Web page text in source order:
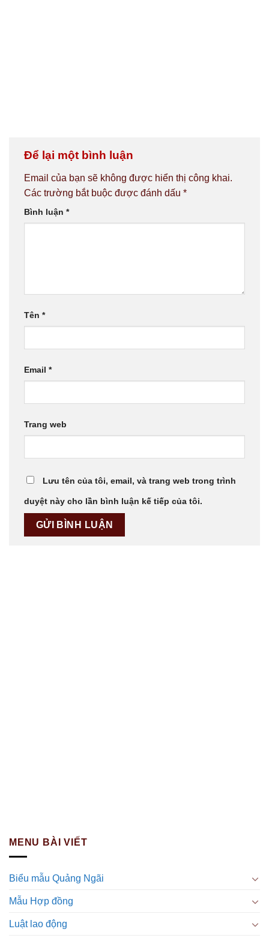
Để lại một bình luận
Email của bạn sẽ không được hiển thị công khai.
Các trường bắt buộc được đánh dấu *
Bình luận *
Tên *
Email *
Trang web
Lưu tên của tôi, email, và trang web trong trình
duyệt này cho lần bình luận kế tiếp của tôi.
MENU BÀI VIẾT
Biểu mẫu Quảng Ngãi
Mẫu Hợp đồng
Luật lao động